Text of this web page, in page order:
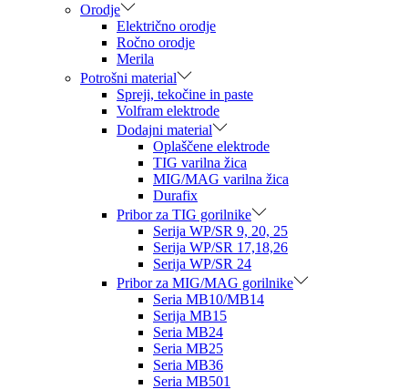
Orodje
Električno orodje
Ročno orodje
Merila
Potrošni material
Spreji, tekočine in paste
Volfram elektrode
Dodajni material
Oplaščene elektrode
TIG varilna žica
MIG/MAG varilna žica
Durafix
Pribor za TIG gorilnike
Serija WP/SR 9, 20, 25
Serija WP/SR 17,18,26
Serija WP/SR 24
Pribor za MIG/MAG gorilnike
Seria MB10/MB14
Serija MB15
Seria MB24
Seria MB25
Seria MB36
Seria MB501